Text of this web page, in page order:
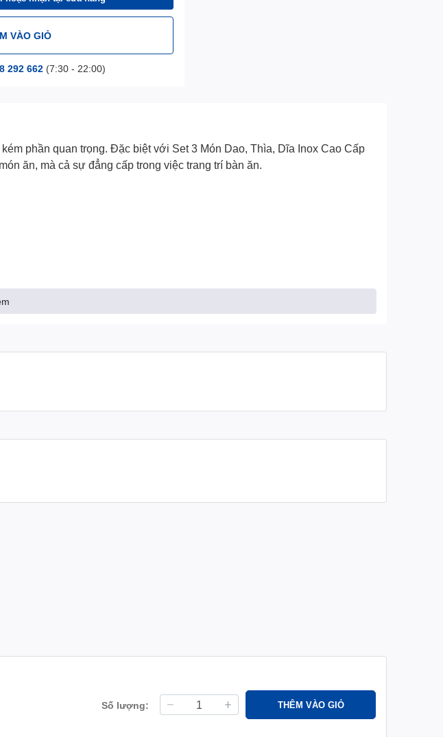
VÀO GIỎ
292 662(7:30 - 22:00)
phần quan trọng. Đặc biệt với Set 3 Món Dao, Thìa, Dĩa Inox Cao Cấp
ăn, mà cả sự đẳng cấp trong việc trang trí bàn ăn.
Số lượng: THÊM VÀO GIỎ